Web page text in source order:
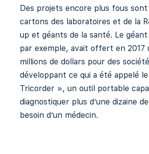
Des projets encore plus fous sont
cartons des laboratoires et de la
up et géants de la santé. Le géant
par exemple, avait offert en 2017
millions de dollars pour des
développant ce qui a été appelé
Tricorder », un outil portable
diagnostiquer plus d’une dizaine
besoin d’un médecin.